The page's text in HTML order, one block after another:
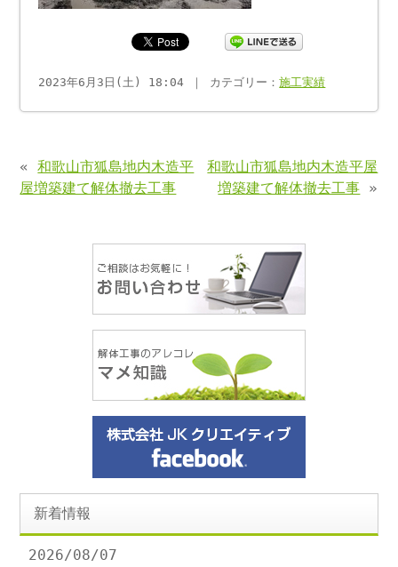
2023年6月3日(土) 18:04 ｜ カテゴリー：施工実績
«和歌山市狐島地内木造平
屋増築建て解体撤去工事
和歌山市狐島地内木造平屋
増築建て解体撤去工事 »
新着情報
2026/08/07